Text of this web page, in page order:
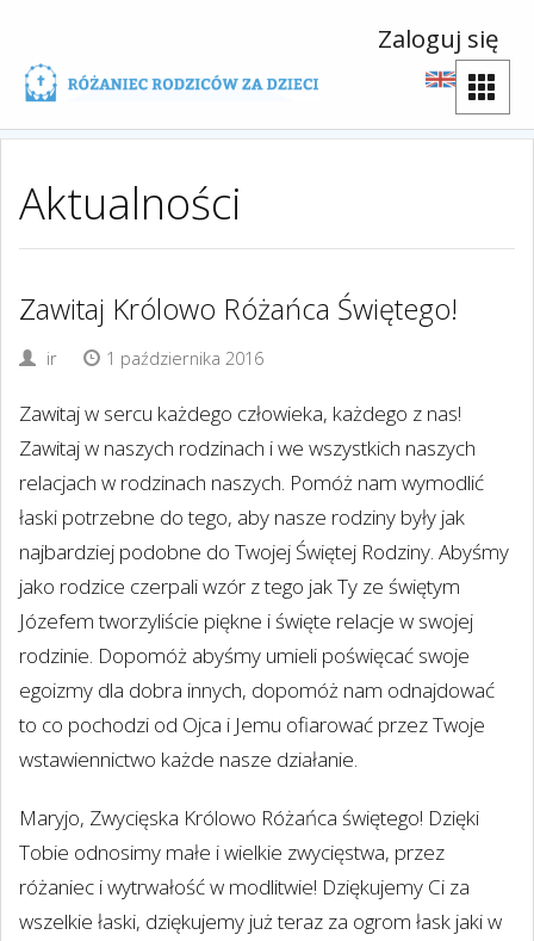
Zaloguj się
Aktualności
Zawitaj Królowo Różańca Świętego!
ir 1 października 2016
Zawitaj w sercu każdego człowieka, każdego z nas!
Zawitaj w naszych rodzinach i we wszystkich naszych
relacjach w rodzinach naszych. Pomóż nam wymodlić
łaski potrzebne do tego, aby nasze rodziny były jak
najbardziej podobne do Twojej Świętej Rodziny. Abyśmy
jako rodzice czerpali wzór z tego jak Ty ze świętym
Józefem tworzyliście piękne i święte relacje w swojej
rodzinie. Dopomóż abyśmy umieli poświęcać swoje
egoizmy dla dobra innych, dopomóż nam odnajdować
to co pochodzi od Ojca i Jemu ofiarować przez Twoje
wstawiennictwo każde nasze działanie.
Maryjo, Zwycięska Królowo Różańca świętego! Dzięki
Tobie odnosimy małe i wielkie zwycięstwa, przez
różaniec i wytrwałość w modlitwie! Dziękujemy Ci za
wszelkie łaski, dziękujemy już teraz za ogrom łask jaki w